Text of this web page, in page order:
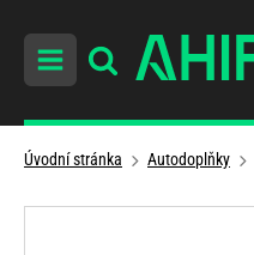
Úvodní stránka Autodoplňky